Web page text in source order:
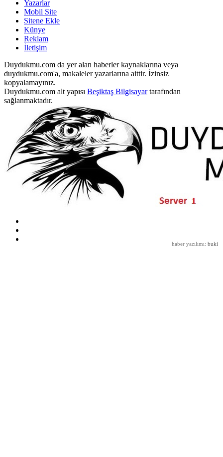
Yazarlar
Mobil Site
Sitene Ekle
Künye
Reklam
İletişim
Duydukmu.com da yer alan haberler kaynaklarına veya
duydukmu.com'a, makaleler yazarlarına aittir. İzinsiz
kopyalamayınız.
Duydukmu.com alt yapısı Beşiktaş Bilgisayartarafından
sağlanmaktadır.
haber yazılımı: buki